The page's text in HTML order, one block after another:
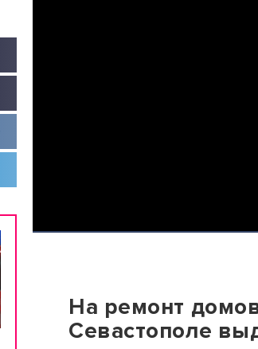
На ремонт
Севастополе